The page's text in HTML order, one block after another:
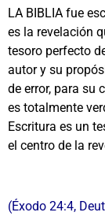
LA BIBLIA fue
es la revelación
tesoro perfecto
autor y su
de error, para su
es totalmente
Escritura es un
el centro de la
(Éxodo 24:4,